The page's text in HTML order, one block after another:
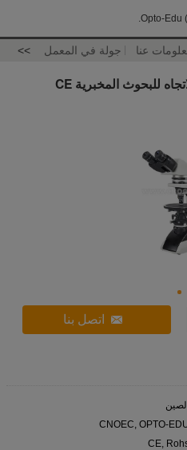
Opto-Edu
عنا جولة في المعمل >>
مجهر الضوء المستقطب ثنائي الاتجاه للبحوث المخبرية CE
اتصل بنا
CNOEC, OPTO-
CE,